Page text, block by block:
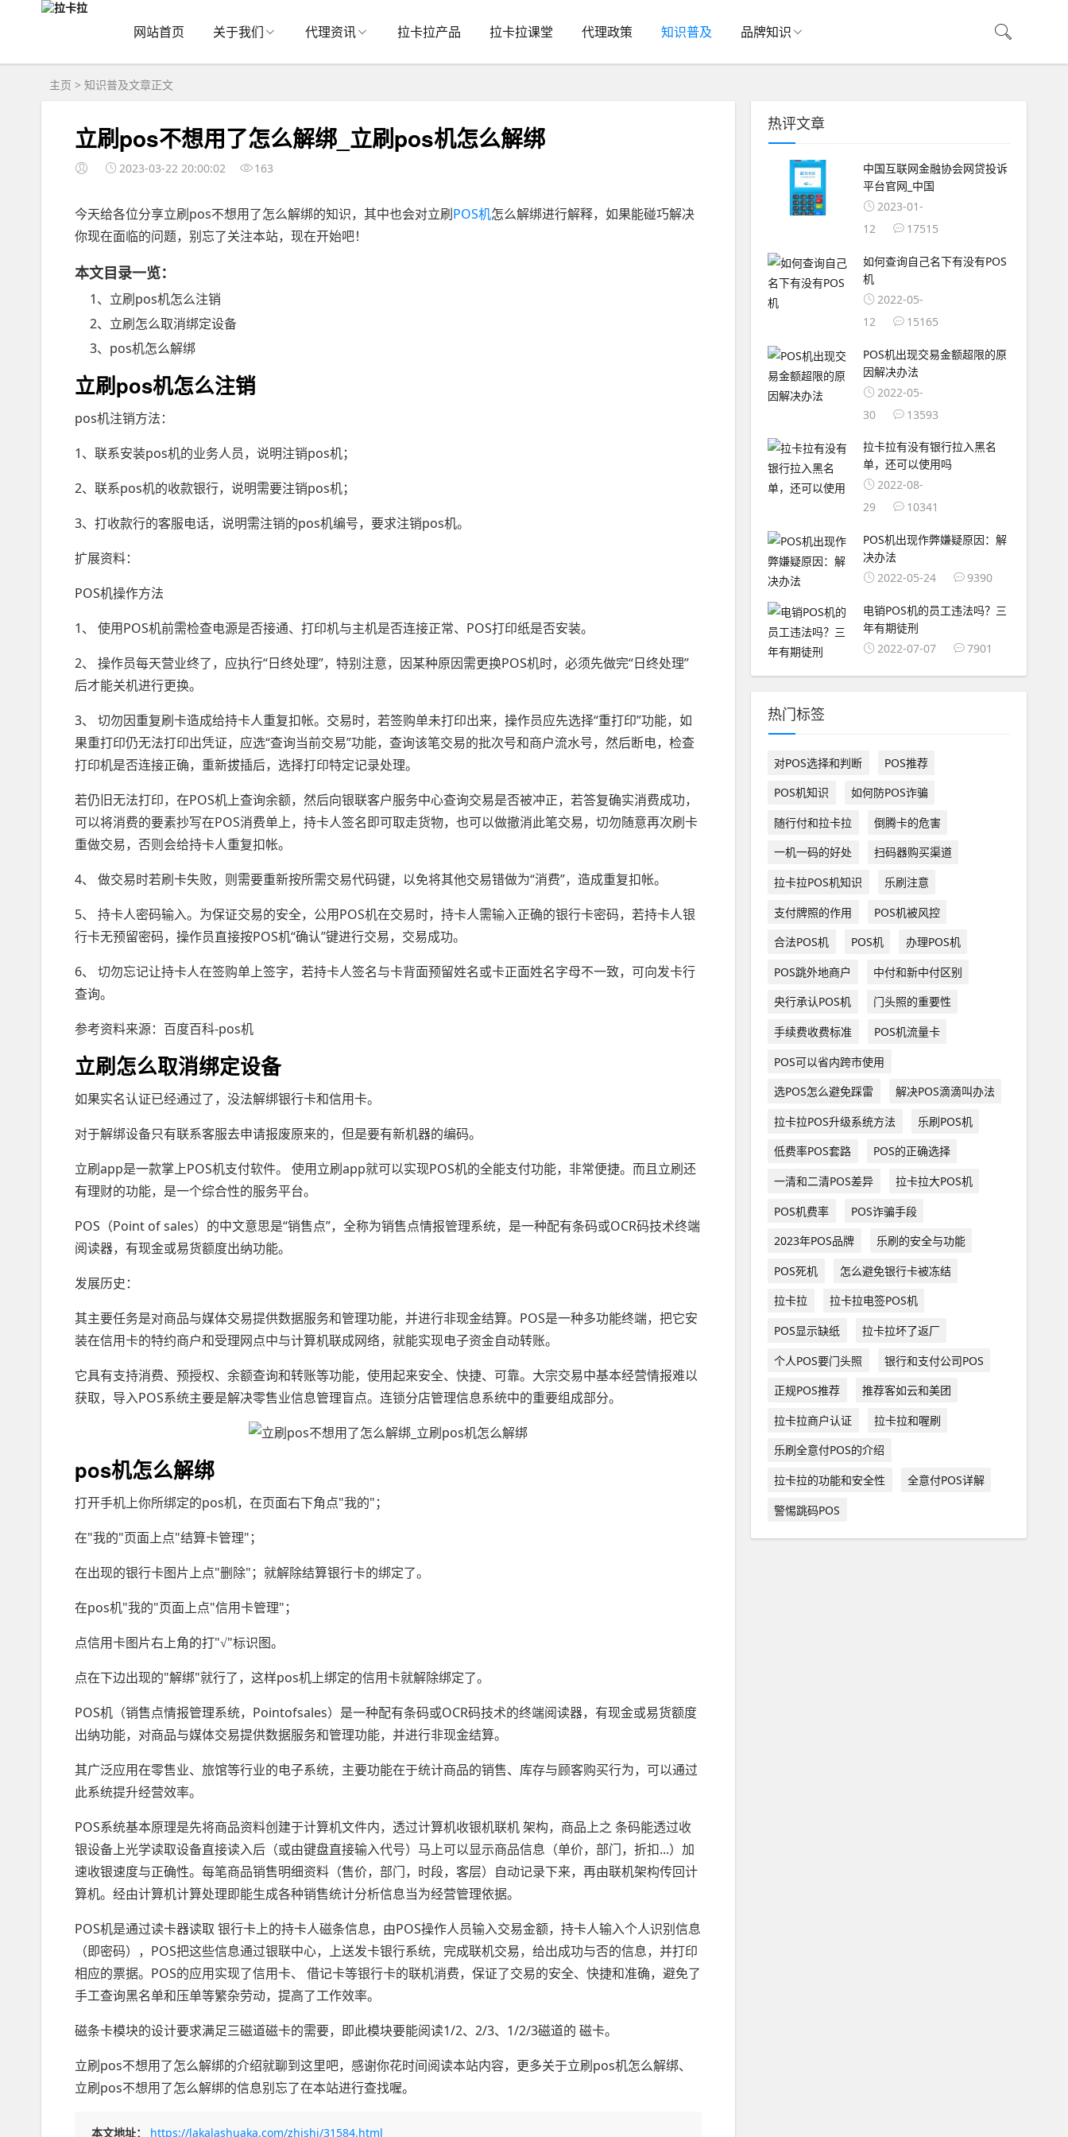
网站首页 关于我们 代理资讯 拉卡拉产品 拉卡拉课堂 代理政策 知识普及 品牌知识
主页 > 知识普及文章正文
立刷pos不想用了怎么解绑_立刷pos机怎么解绑
2023-03-22 20:00:02 163
今天给各位分享立刷pos不想用了怎么解绑的知识，其中也会对立刷POS机怎么解绑进行解释，如果能碰巧解决
你现在面临的问题，别忘了关注本站，现在开始吧！
本文目录一览：
1、立刷pos机怎么注销
2、立刷怎么取消绑定设备
3、pos机怎么解绑
立刷pos机怎么注销
pos机注销方法：
1、联系安装pos机的业务人员，说明注销pos机；
2、联系pos机的收款银行，说明需要注销pos机；
3、打收款行的客服电话，说明需注销的pos机编号，要求注销pos机。
扩展资料：
POS机操作方法
1、 使用POS机前需检查电源是否接通、打印机与主机是否连接正常、POS打印纸是否安装。
2、 操作员每天营业终了，应执行“日终处理”，特别注意，因某种原因需更换POS机时，必须先做完“日终处理”
后才能关机进行更换。
3、 切勿因重复刷卡造成给持卡人重复扣帐。交易时，若签购单未打印出来，操作员应先选择“重打印”功能，如
果重打印仍无法打印出凭证，应选“查询当前交易”功能，查询该笔交易的批次号和商户流水号，然后断电，检查
打印机是否连接正确，重新拔插后，选择打印特定记录处理。
若仍旧无法打印，在POS机上查询余额，然后向银联客户服务中心查询交易是否被冲正，若答复确实消费成功，
可以将消费的要素抄写在POS消费单上，持卡人签名即可取走货物，也可以做撤消此笔交易，切勿随意再次刷卡
重做交易，否则会给持卡人重复扣帐。
4、 做交易时若刷卡失败，则需要重新按所需交易代码键，以免将其他交易错做为“消费”，造成重复扣帐。
5、 持卡人密码输入。为保证交易的安全，公用POS机在交易时，持卡人需输入正确的银行卡密码，若持卡人银
行卡无预留密码，操作员直接按POS机“确认”键进行交易，交易成功。
6、 切勿忘记让持卡人在签购单上签字，若持卡人签名与卡背面预留姓名或卡正面姓名字母不一致，可向发卡行
查询。
参考资料来源：百度百科-pos机
立刷怎么取消绑定设备
如果实名认证已经通过了，没法解绑银行卡和信用卡。
对于解绑设备只有联系客服去申请报废原来的，但是要有新机器的编码。
立刷app是一款掌上POS机支付软件。 使用立刷app就可以实现POS机的全能支付功能，非常便捷。而且立刷还
有理财的功能，是一个综合性的服务平台。
POS（Point of sales）的中文意思是“销售点”，全称为销售点情报管理系统，是一种配有条码或OCR码技术终端
阅读器，有现金或易货额度出纳功能。
发展历史：
其主要任务是对商品与媒体交易提供数据服务和管理功能，并进行非现金结算。POS是一种多功能终端，把它安
装在信用卡的特约商户和受理网点中与计算机联成网络，就能实现电子资金自动转账。
它具有支持消费、预授权、余额查询和转账等功能，使用起来安全、快捷、可靠。大宗交易中基本经营情报难以
获取，导入POS系统主要是解决零售业信息管理盲点。连锁分店管理信息系统中的重要组成部分。
pos机怎么解绑
打开手机上你所绑定的pos机，在页面右下角点"我的"；
在"我的"页面上点"结算卡管理"；
在出现的银行卡图片上点"删除"；就解除结算银行卡的绑定了。
在pos机"我的"页面上点"信用卡管理"；
点信用卡图片右上角的打"√"标识图。
点在下边出现的"解绑"就行了，这样pos机上绑定的信用卡就解除绑定了。
POS机（销售点情报管理系统，Pointofsales）是一种配有条码或OCR码技术的终端阅读器，有现金或易货额度
出纳功能，对商品与媒体交易提供数据服务和管理功能，并进行非现金结算。
其广泛应用在零售业、旅馆等行业的电子系统，主要功能在于统计商品的销售、库存与顾客购买行为，可以通过
此系统提升经营效率。
POS系统基本原理是先将商品资料创建于计算机文件内，透过计算机收银机联机 架构，商品上之 条码能透过收
银设备上光学读取设备直接读入后（或由键盘直接输入代号）马上可以显示商品信息（单价，部门，折扣...）加
速收银速度与正确性。每笔商品销售明细资料（售价，部门，时段，客层）自动记录下来，再由联机架构传回计
算机。经由计算机计算处理即能生成各种销售统计分析信息当为经营管理依据。
POS机是通过读卡器读取 银行卡上的持卡人磁条信息，由POS操作人员输入交易金额，持卡人输入个人识别信息
（即密码），POS把这些信息通过银联中心，上送发卡银行系统，完成联机交易，给出成功与否的信息，并打印
相应的票据。POS的应用实现了信用卡、 借记卡等银行卡的联机消费，保证了交易的安全、快捷和准确，避免了
手工查询黑名单和压单等繁杂劳动，提高了工作效率。
磁条卡模块的设计要求满足三磁道磁卡的需要，即此模块要能阅读1/2、2/3、1/2/3磁道的 磁卡。
立刷pos不想用了怎么解绑的介绍就聊到这里吧，感谢你花时间阅读本站内容，更多关于立刷pos机怎么解绑、
立刷pos不想用了怎么解绑的信息别忘了在本站进行查找喔。
本文地址：
https://lakalashuaka.com/zhishi/31584.html
热评文章
中国互联网金融协会网贷投诉
平台官网_中国
2023-01-
12
17515
如何查询自己名下有没有POS
机
2022-05-
12
15165
POS机出现交易金额超限的原
因解决办法
2022-05-
30
13593
拉卡拉有没有银行拉入黑名
单，还可以使用吗
2022-08-
29
10341
POS机出现作弊嫌疑原因：解
决办法
2022-05-24
9390
电销POS机的员工违法吗？三
年有期徒刑
2022-07-07
7901
热门标签
对POS选择和判断
POS推荐
POS机知识
如何防POS诈骗
随行付和拉卡拉
倒腾卡的危害
一机一码的好处
扫码器购买渠道
拉卡拉POS机知识
乐刷注意
支付牌照的作用
POS机被风控
合法POS机
POS机
办理POS机
POS跳外地商户
中付和新中付区别
央行承认POS机
门头照的重要性
手续费收费标准
POS机流量卡
POS可以省内跨市使用
选POS怎么避免踩雷
解决POS滴滴叫办法
拉卡拉POS升级系统方法
乐刷POS机
低费率POS套路
POS的正确选择
一清和二清POS差异
拉卡拉大POS机
POS机费率
POS诈骗手段
2023年POS品牌
乐刷的安全与功能
POS死机
怎么避免银行卡被冻结
拉卡拉
拉卡拉电签POS机
POS显示缺纸
拉卡拉坏了返厂
个人POS要门头照
银行和支付公司POS
正规POS推荐
推荐客如云和美团
拉卡拉商户认证
拉卡拉和喔刷
乐刷全意付POS的介绍
拉卡拉的功能和安全性
全意付POS详解
警惕跳码POS